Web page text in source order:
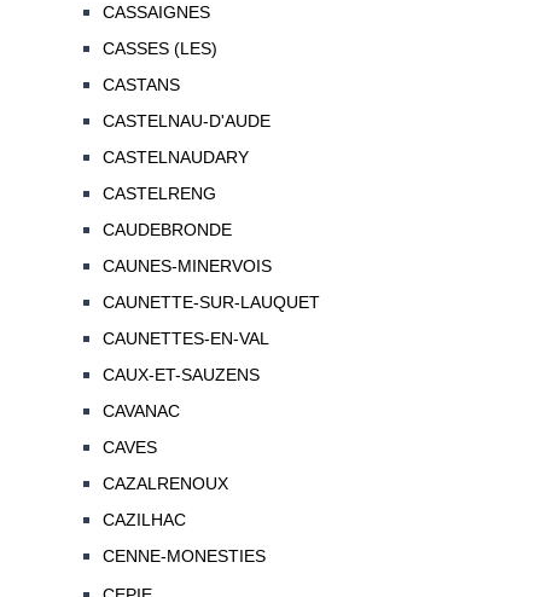
CASSAIGNES
CASSES (LES)
CASTANS
CASTELNAU-D'AUDE
CASTELNAUDARY
CASTELRENG
CAUDEBRONDE
CAUNES-MINERVOIS
CAUNETTE-SUR-LAUQUET
CAUNETTES-EN-VAL
CAUX-ET-SAUZENS
CAVANAC
CAVES
CAZALRENOUX
CAZILHAC
CENNE-MONESTIES